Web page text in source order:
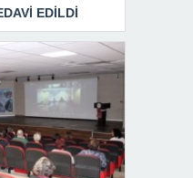
EDİLDİ